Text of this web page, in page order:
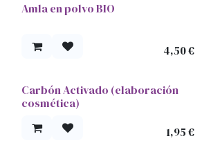
Amla en polvo BIO
4,50€
Carbón Activado (elaboración
cosmética)
1,95€